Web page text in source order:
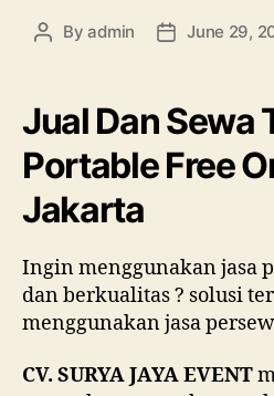
PostByadmin
PostJune 29,
Jual Dan Sewa
Portable Free
Jakarta
Ingin menggunakan jasa
dan berkualitas ? solusi
menggunakan jasa
CV. SURYA JAYA EVENT